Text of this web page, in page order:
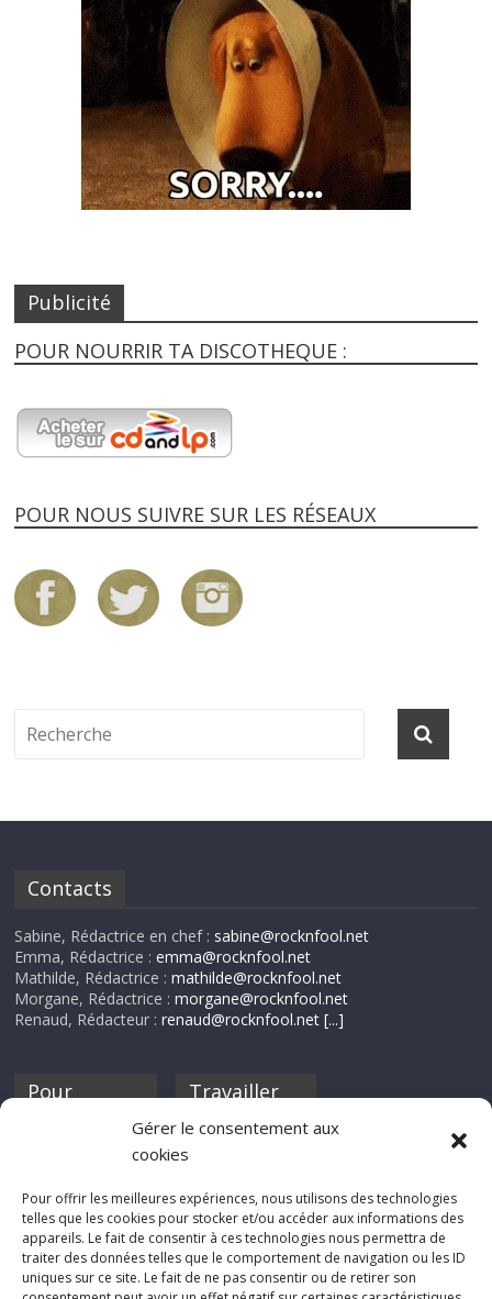
Gérer le consentement aux
cookies
Pour offrir les meilleures expériences, nous utilisons des technologies
telles que les cookies pour stocker et/ou accéder aux informations des
appareils. Le fait de consentir à ces technologies nous permettra de
traiter des données telles que le comportement de navigation ou les ID
uniques sur ce site. Le fait de ne pas consentir ou de retirer son
Publicité
POUR NOURRIR TA DISCOTHEQUE :
POUR NOUS SUIVRE SUR LES RÉSEAUX
Contacts
Sabine, Rédactrice en chef : sabine@rocknfool.net
Emma, Rédactrice :emma@rocknfool.net
Mathilde, Rédactrice :mathilde@rocknfool.net
Morgane, Rédactrice :morgane@rocknfool.net
Renaud, Rédacteur :renaud@rocknfool.net [...]
Pour
discothèque
Travailler
Si tu souhaites
Rocknfool, n'hésite
pas à nous envoyer
tes chroniques de
concerts, de films,
séries ou des billets